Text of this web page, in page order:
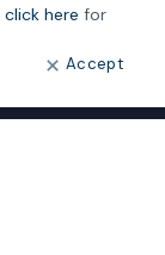
click here for
Accept